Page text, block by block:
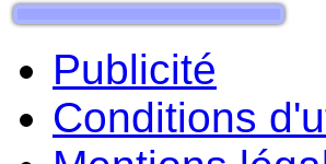
Publicité
Conditions